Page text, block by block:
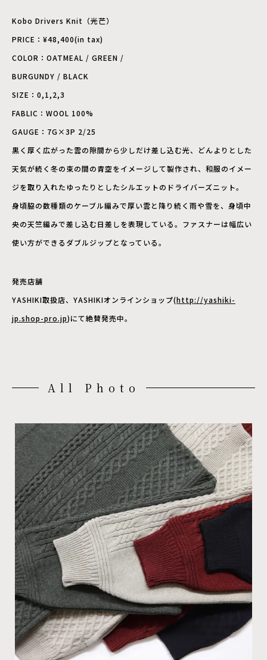
Kobo Drivers Knit（光芒）
PRICE：¥48,400(in tax)
COLOR：OATMEAL / GREEN /
BURGUNDY / BLACK
SIZE：0,1,2,3
FABLIC：WOOL 100%
GAUGE：7G×3P 2/25
黒く厚く広がった雲の隙間から少しだけ差し込む光、どんよりとした
天気が続く冬の束の間の青空をイメージして製作され、和服のイメー
ジを取り入れたゆったりとしたシルエットのドライバーズニット。
身頃脇の数種類のケーブル編みで厚い雲と降り続く雨や雪を、身頃中
央の天竺編みで差し込む日差しを表現している。ファスナーは幅広い
使い方ができるダブルジップとなっている。
発売店舗
YASHIKI取扱店、YASHIKIオンラインショップ(http://yashiki-
jp.shop-pro.jp)にて絶賛発売中。
All Photo